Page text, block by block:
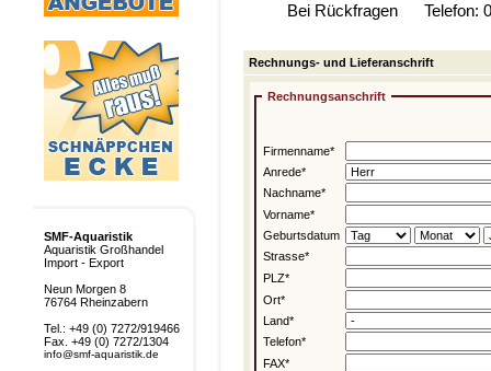
Bei Rückfragen
Telefon:
Rechnungs- und Lieferanschrift
Rechnungsanschrift
Firmenname*
Anrede*
Nachname*
Vorname*
Geburtsdatum
Strasse*
PLZ*
Ort*
Land*
Telefon*
FAX*
SMF-Aquaristik
Aquaristik Großhandel
Import - Export
Neun Morgen 8
76764 Rheinzabern
Tel.: +49 (0) 7272/919466
Fax. +49 (0) 7272/1304
info@smf-aquaristik.de